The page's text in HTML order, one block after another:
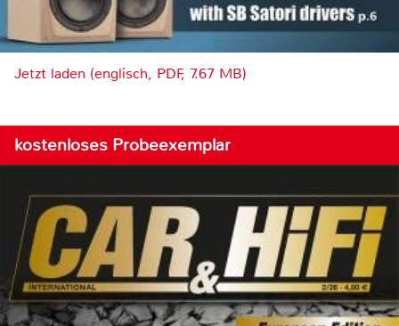
Jetzt laden (englisch, PDF, 7.67 MB)
kostenloses Probeexemplar